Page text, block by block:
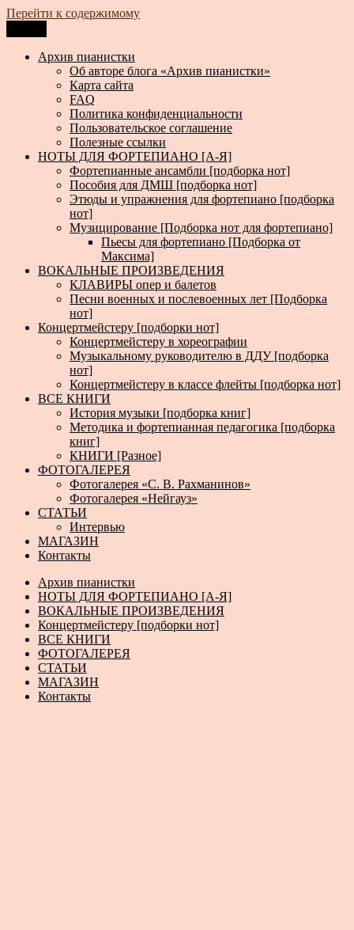
Перейти к содержимому
Архив пианистки
Всё для пианистов: ноты, книги, музыка, статьи…
Архив пианистки
Об авторе блога «Архив пианистки»
Карта сайта
FAQ
Политика конфиденциальности
Пользовательское соглашение
Полезные ссылки
НОТЫ ДЛЯ ФОРТЕПИАНО [А-Я]
Фортепианные ансамбли [подборка нот]
Пособия для ДМШ [подборка нот]
Этюды и упражнения для фортепиано [подборка
нот]
Музицирование [Подборка нот для фортепиано]
Пьесы для фортепиано [Подборка от
Максима]
ВОКАЛЬНЫЕ ПРОИЗВЕДЕНИЯ
КЛАВИРЫ опер и балетов
Песни военных и послевоенных лет [Подборка
нот]
Концертмейстеру [подборки нот]
Концертмейстеру в хореографии
Музыкальному руководителю в ДДУ [подборка
нот]
Концертмейстеру в классе флейты [подборка нот]
ВСЕ КНИГИ
История музыки [подборка книг]
Методика и фортепианная педагогика [подборка
книг]
КНИГИ [Разное]
ФОТОГАЛЕРЕЯ
Фотогалерея «С. В. Рахманинов»
Фотогалерея «Нейгауз»
СТАТЬИ
Интервью
МАГАЗИН
Контакты
Архив пианистки
НОТЫ ДЛЯ ФОРТЕПИАНО [А-Я]
ВОКАЛЬНЫЕ ПРОИЗВЕДЕНИЯ
Концертмейстеру [подборки нот]
ВСЕ КНИГИ
ФОТОГАЛЕРЕЯ
СТАТЬИ
МАГАЗИН
Контакты